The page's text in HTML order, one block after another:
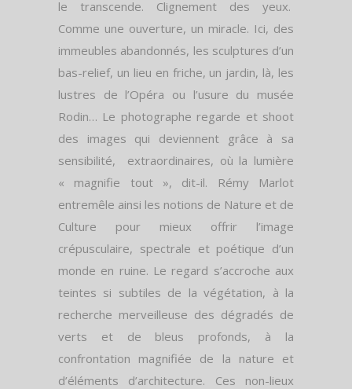
le transcende. Clignement des yeux.
Comme une ouverture, un miracle. Ici, des
immeubles abandonnés, les sculptures d’un
bas-relief, un lieu en friche, un jardin, là, les
lustres de l’Opéra ou l’usure du musée
Rodin… Le photographe regarde et shoot
des images qui deviennent grâce à sa
sensibilité, extraordinaires, où la lumière
« magnifie tout », dit-il. Rémy Marlot
entremêle ainsi les notions de Nature et de
Culture pour mieux offrir l’image
crépusculaire, spectrale et poétique d’un
monde en ruine. Le regard s’accroche aux
teintes si subtiles de la végétation, à la
recherche merveilleuse des dégradés de
verts et de bleus profonds, à la
confrontation magnifiée de la nature et
d’éléments d’architecture. Ces non-lieux